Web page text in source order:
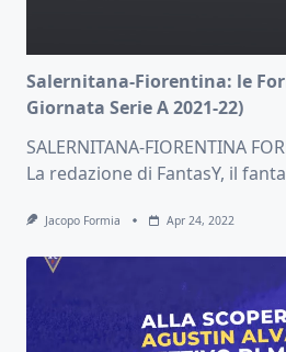
Salernitana-Fiorentina: le
Giornata Serie A 2021-22)
SALERNITANA-FIORENTINA
La redazione di FantasY, il
Jacopo Formia Apr 24, 2022